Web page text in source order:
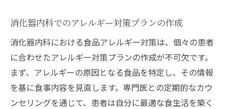
消化器内科でのアレルギー対策プランの作成
消化器内科における食品アレルギー対策は、個々の患者
に合わせたアレルギー対策プランの作成が不可欠です。
まず、アレルギーの原因となる食品を特定し、その情報
を基に食事内容を見直します。専門医との定期的なカウ
ンセリングを通じて、患者は自分に最適な食生活を築く